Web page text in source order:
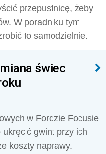
przepustnicę, żeby
W poradniku tym
to samodzielnie.
świec
w Fordzie Focusie
ukręcić gwint przy ich
koszty naprawy.